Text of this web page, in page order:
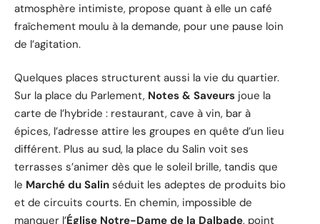
atmosphère intimiste, propose quant à elle un café
fraîchement moulu à la demande, pour une pause loin
de l’agitation.
Quelques places structurent aussi la vie du quartier.
Sur la place du Parlement, Notes & Saveurs joue la
carte de l’hybride : restaurant, cave à vin, bar à
épices, l’adresse attire les groupes en quête d’un lieu
différent. Plus au sud, la place du Salin voit ses
terrasses s’animer dès que le soleil brille, tandis que
le Marché du Salin séduit les adeptes de produits bio
et de circuits courts. En chemin, impossible de
manquer l’Église Notre-Dame de la Dalbade, point